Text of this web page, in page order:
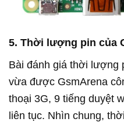
5. Thời lượng pin của
Bài đánh giá thời lượng
vừa được GsmArena
thoại 3G, 9 tiếng duyệt
liên tục. Nhìn chung,